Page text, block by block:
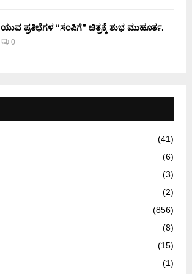
ಯುವ ಪ್ರತಿಭೆಗಳ “ಸಂಪಿಗೆ” ಚಿತ್ರಕ್ಕೆ ಶುಭ ಮುಹೂರ್ತ.
0
(41)
(6)
(3)
(2)
(856)
(8)
(15)
(1)